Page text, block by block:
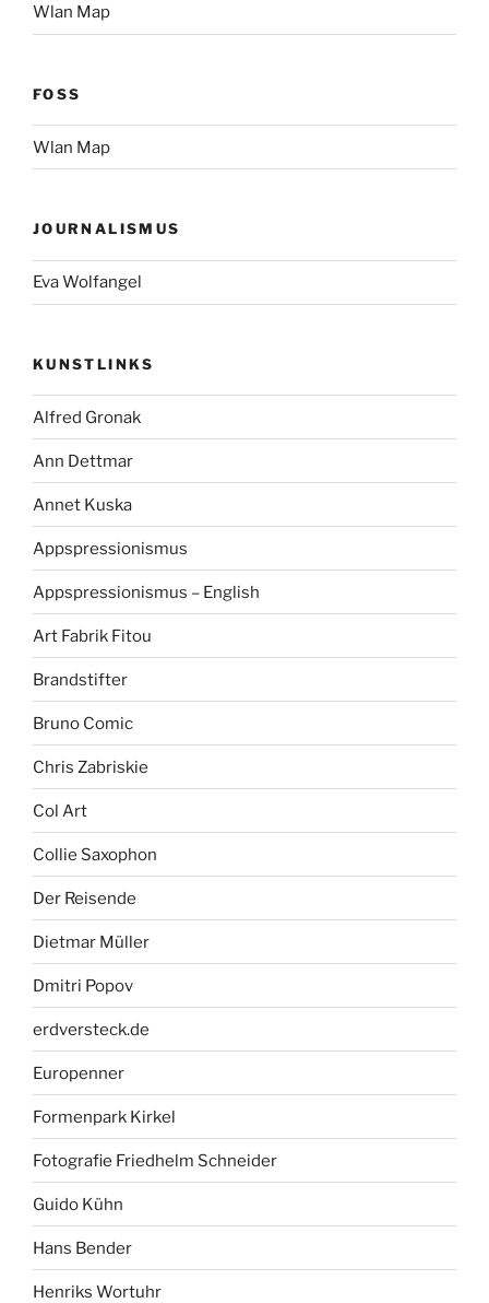
Wlan Map
FOSS
Wlan Map
JOURNALISMUS
Eva Wolfangel
KUNSTLINKS
Alfred Gronak
Ann Dettmar
Annet Kuska
Appspressionismus
Appspressionismus – English
Art Fabrik Fitou
Brandstifter
Bruno Comic
Chris Zabriskie
Col Art
Collie Saxophon
Der Reisende
Dietmar Müller
Dmitri Popov
erdversteck.de
Europenner
Formenpark Kirkel
Fotografie Friedhelm Schneider
Guido Kühn
Hans Bender
Henriks Wortuhr